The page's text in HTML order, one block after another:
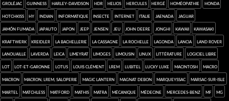
Groléjac Guinness Harley-Davidson HDR Helios Hercules Hergé homéopathie Honda
Hotchkiss HY Indian informatique insecte Internet Italie Jaenada Jaguar
jamón fumada Japauto Japon Jeep Jensen jeu John Deere Jonghi kawaii Kawasaki
Kraftwerk Kreidler la Bachellerie la Cassagne La Rochelle Lagonda Lancia Land Rover
Lanouaille Laverda Leica Limeyrat Limoges Limousin Linux Littérature logiciel libre
Lot Lot-et-Garonne Lotus Louis Clément LREM Lubitel Lucky Luke Macintosh macro
Macron Macron, LREM, saloperie Magic Lantern Magnat Debon Marqueyssac Marsac-sur-Isle
Martel Matchless Matford Mathis Matra mécanique médecine Mercedes-Benz MF MG